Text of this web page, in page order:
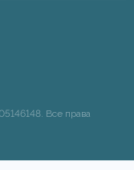
Все права